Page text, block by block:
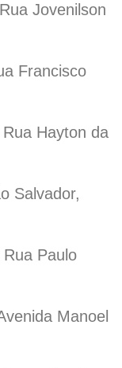
Jovenilson
Francisco
Hayton da
Salvador,
Paulo
Manoel